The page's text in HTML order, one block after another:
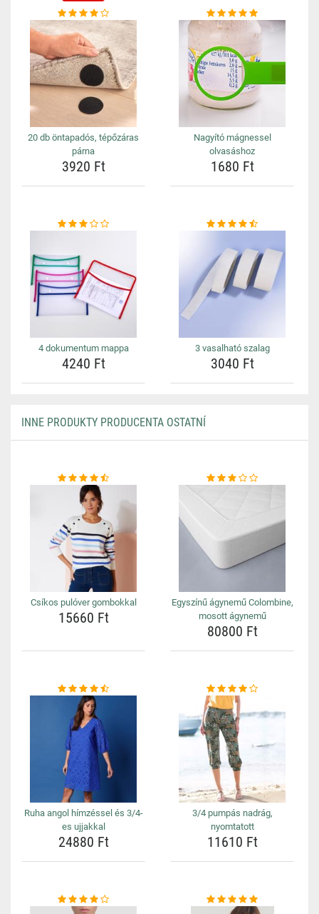
20 db öntapadós, tépőzáras
párna
3920 Ft
Nagyító mágnessel
olvasáshoz
1680 Ft
4 dokumentum mappa
4240 Ft
3 vasalható szalag
3040 Ft
INNE PRODUKTY PRODUCENTA OSTATNÍ
Csíkos pulóver gombokkal
15660 Ft
Egyszínű ágynemű Colombine,
mosott ágynemű
80800 Ft
Ruha angol hímzéssel és 3/4-
es ujjakkal
24880 Ft
3/4 pumpás nadrág,
nyomtatott
11610 Ft